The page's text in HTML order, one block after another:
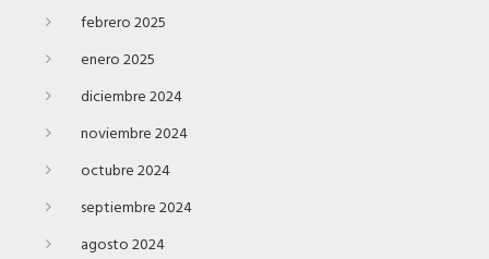
febrero 2025
enero 2025
diciembre 2024
noviembre 2024
octubre 2024
septiembre 2024
agosto 2024